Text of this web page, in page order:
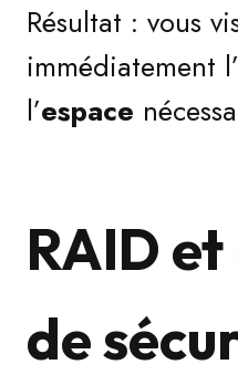
Résultat : vous
immédiatement
l’espace
RAID
de